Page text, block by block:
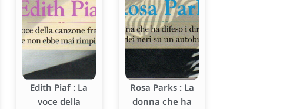
Edith Piaf : La
voce della
Rosa Parks : La
donna che ha